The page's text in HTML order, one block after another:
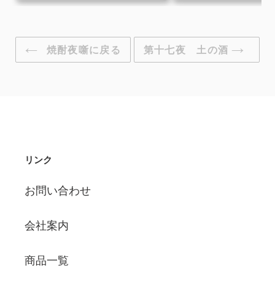
シ
す
る
焼酎夜噺に戻る 第十七夜 土の酒
リンク
お問い合わせ
会社案内
商品一覧